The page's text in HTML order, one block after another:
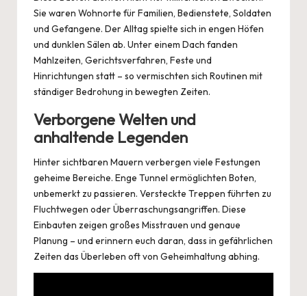
Sie waren Wohnorte für Familien, Bedienstete, Soldaten
und Gefangene. Der Alltag spielte sich in engen Höfen
und dunklen Sälen ab. Unter einem Dach fanden
Mahlzeiten, Gerichtsverfahren, Feste und
Hinrichtungen statt – so vermischten sich Routinen mit
ständiger Bedrohung in bewegten Zeiten.
Verborgene Welten und
anhaltende Legenden
Hinter sichtbaren Mauern verbergen viele Festungen
geheime Bereiche. Enge Tunnel ermöglichten Boten,
unbemerkt zu passieren. Versteckte Treppen führten zu
Fluchtwegen oder Überraschungsangriffen. Diese
Einbauten zeigen großes Misstrauen und genaue
Planung – und erinnern euch daran, dass in gefährlichen
Zeiten das Überleben oft von Geheimhaltung abhing.